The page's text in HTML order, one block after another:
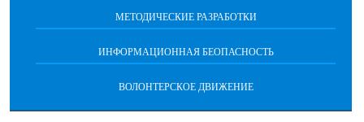
МЕТОДИЧЕСКИЕ РАЗРАБОТКИ
ИНФОРМАЦИОННАЯ БЕОПАСНОСТЬ
ВОЛОНТЕРСКОЕ ДВИЖЕНИЕ